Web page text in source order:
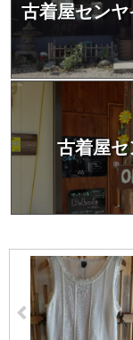
古着屋セン
古着屋